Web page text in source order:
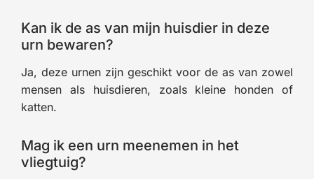
Kan ik de as van mijn huisdier in deze
urn bewaren?
Ja, deze urnen zijn geschikt voor de as van zowel
mensen als huisdieren, zoals kleine honden of
katten.
Mag ik een urn meenemen in het
vliegtuig?